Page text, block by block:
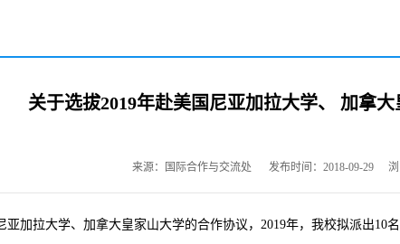
关于选拔2019年赴美国尼亚加拉大学、 加拿
来源：国际合作与交流处 发布时间：2018-09-29
亚加拉大学、加拿大皇家山大学的合作协议，2019年，我校拟派出10